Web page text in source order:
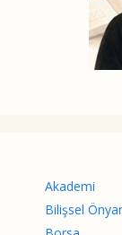
Akademi
Bilişsel